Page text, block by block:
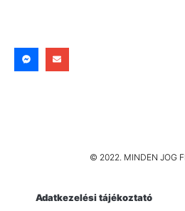
© 2022. MINDEN JOG
Adatkezelési tájékoztató